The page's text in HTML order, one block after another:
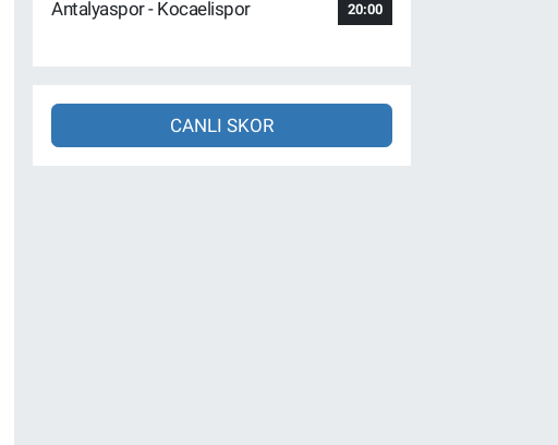
Antalyaspor - Kocaelispor 20:00
CANLI SKOR